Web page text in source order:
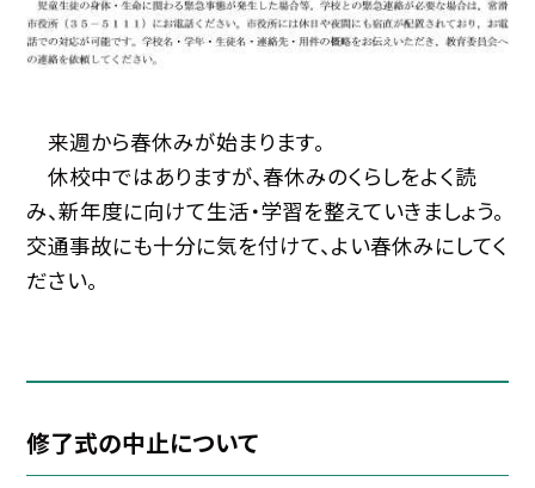
来週から春休みが始まります。
休校中ではありますが、春休みのくらしをよく読
み、新年度に向けて生活・学習を整えていきましょう。
交通事故にも十分に気を付けて、よい春休みにしてく
ださい。
修了式の中止について